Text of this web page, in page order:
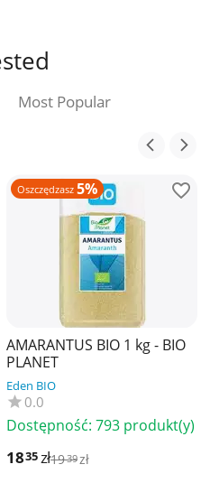
Most Popular
Oszczędzasz 5%
AMARANTUS BIO 1 kg - BIO
PLANET
Eden BIO
0.0
Dostępność: 793 produkt(y)
1835zł1939zł